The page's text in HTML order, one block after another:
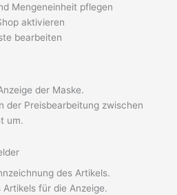
Mengeneinheit pflegen
aktivieren
bearbeiten
der Maske.
der Preisbearbeitung zwischen
um.
des Artikels.
für die Anzeige.